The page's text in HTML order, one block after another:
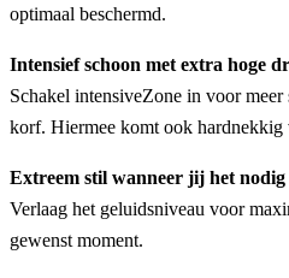
optimaal beschermd.
Intensief schoon met extra hoge
Schakel intensiveZone in voor
korf. Hiermee komt ook hardnekkig
Extreem stil wanneer jij het nodig
Verlaag het geluidsniveau voor
gewenst moment.